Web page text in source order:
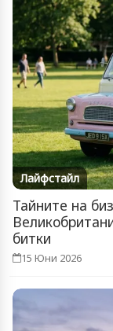
Лайфстайл
Тайните на
битки
15 Юни 2026